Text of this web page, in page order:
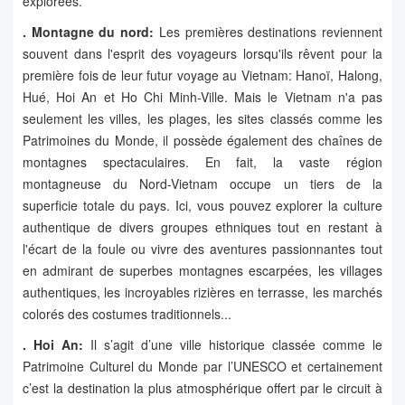
. Montagne du nord: Les premières destinations reviennent
souvent dans l'esprit des voyageurs lorsqu'ils rêvent pour la
première fois de leur futur voyage au Vietnam: Hanoï, Halong,
Hué, Hoi An et Ho Chi Minh-Ville. Mais le Vietnam n'a pas
seulement les villes, les plages, les sites classés comme les
Patrimoines du Monde, il possède également des chaînes de
montagnes spectaculaires. En fait, la vaste région
montagneuse du Nord-Vietnam occupe un tiers de la
superficie totale du pays. Ici, vous pouvez explorer la culture
authentique de divers groupes ethniques tout en restant à
l'écart de la foule ou vivre des aventures passionnantes tout
en admirant de superbes montagnes escarpées, les villages
authentiques, les incroyables rizières en terrasse, les marchés
colorés des costumes traditionnels...
. Hoi An: Il s’agit d’une ville historique classée comme le
Patrimoine Culturel du Monde par l’UNESCO et certainement
c’est la destination la plus atmosphérique offert par le circuit à